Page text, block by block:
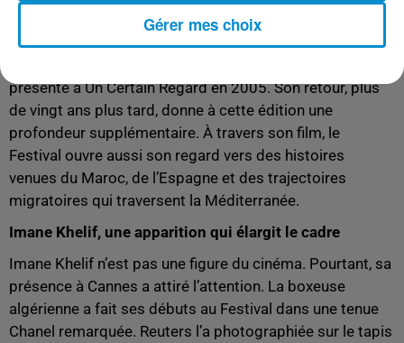
sujets : migration, exploitation, travail, dignité, solidarité
présenté à Un Certain Regard en 2005. Son retour, plus
de vingt ans plus tard, donne à cette édition une
profondeur supplémentaire. À travers son film, le
Festival ouvre aussi son regard vers des histoires
venues du Maroc, de l’Espagne et des trajectoires
migratoires qui traversent la Méditerranée.
Imane Khelif, une apparition qui élargit le cadre
Imane Khelif n’est pas une figure du cinéma. Pourtant, sa
présence à Cannes a attiré l’attention. La boxeuse
algérienne a fait ses débuts au Festival dans une tenue
Chanel remarquée. Reuters l’a photographiée sur le tapis
Gérer mes choix